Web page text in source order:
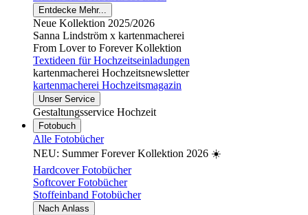
Entdecke Mehr...
Neue Kollektion 2025/2026
Sanna Lindström x kartenmacherei
From Lover to Forever Kollektion
Textideen für Hochzeitseinladungen
kartenmacherei Hochzeitsnewsletter
kartenmacherei Hochzeitsmagazin
Unser Service
Gestaltungsservice Hochzeit
Fotobuch
Alle Fotobücher
NEU: Summer Forever Kollektion 2026 ☀️
Hardcover Fotobücher
Softcover Fotobücher
Stoffeinband Fotobücher
Nach Anlass